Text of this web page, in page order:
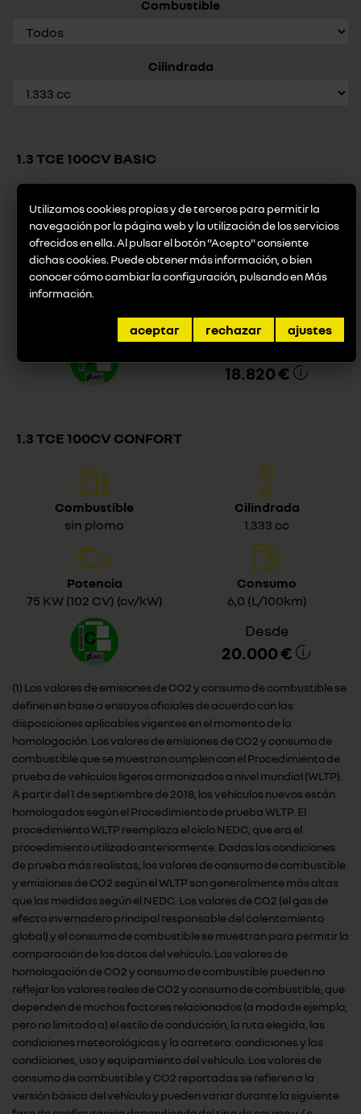
Combustible
Cilindrada
1.3 TCE 100CV BASIC
Combustible
sin plomo
Cilindrada
1.333 cc
75 KW (102 CV) (cv/kW)
6,0 (L/100km)
18.820 €
1.3 TCE 100CV CONFORT
Combustible
sin plomo
Cilindrada
1.333 cc
Potencia
75 KW (102 CV) (cv/kW)
Consumo
6,0 (L/100km)
Desde
20.000 €
(1) Los valores de emisiones de CO2 y consumo de combustible se
definen en base a ensayos oficiales de acuerdo con las
disposiciones aplicables vigentes en el momento de la
homologación. Los valores de emisiones de CO2 y consumo de
combustible que se muestran cumplen con el Procedimiento de
prueba de vehículos ligeros armonizados a nivel mundial (WLTP).
A partir del 1 de septiembre de 2018, los vehículos nuevos están
homologados según el Procedimiento de prueba WLTP. El
procedimiento WLTP reemplaza el ciclo NEDC, que era el
procedimiento utilizado anteriormente. Dadas las condiciones
de prueba más realistas, los valores de consumo de combustible
y emisiones de CO2 según el WLTP son generalmente más altas
que las medidas según el NEDC. Los valores de CO2 (el gas de
efecto invernadero principal responsable del calentamiento
global) y el consumo de combustible se muestran para permitir la
comparación de los datos del vehículo. Los valores de
homologación de CO2 y consumo de combustible pueden no
reflejar los valores reales de CO2 y consumo de combustible, que
dependen de muchos factores relacionados (a modo de ejemplo,
pero no limitado a) el estilo de conducción, la ruta elegida, las
condiciones meteorológicas y la carretera. condiciones y las
condiciones, uso y equipamiento del vehículo. Los valores de
consumo de combustible y CO2 reportadas se refieren a la
versión básica del vehículo y pueden variar durante la siguiente
Utilizamos cookies propias y de terceros para permitir la
navegación por la página web y la utilización de los servicios
ofrecidos en ella. Al pulsar el botón "Acepto" consiente
dichas cookies. Puede obtener más información, o bien
conocer cómo cambiar la configuración, pulsando enMás
información
aceptar rechazar ajustes